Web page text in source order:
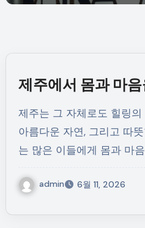
제주에서 몸과 마
제주는 그 자체로도 힐링의 섬입니다. 푸른 바다와
아름다운 자연, 그리고 따
는 많은 이들에게 몸과 마
admin 6월 11, 2026